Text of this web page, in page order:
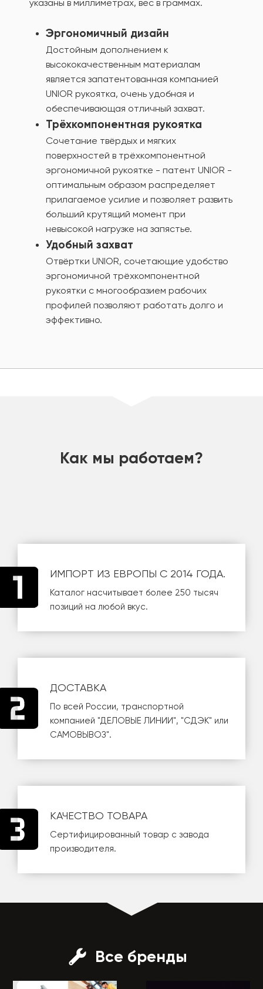
указаны в миллиметрах, вес в граммах.
Эргономичный дизайн
Достойным дополнением к
высококачественным материалам
является запатентованная компанией
UNIOR рукоятка, очень удобная и
обеспечивающая отличный захват.
Трёхкомпонентная рукоятка
Сочетание твёрдых и мягких
поверхностей в трёхкомпонентной
эргономичной рукоятке - патент UNIOR -
оптимальным образом распределяет
прилагаемое усилие и позволяет развить
больший крутящий момент при
невысокой нагрузке на запястье.
Удобный захват
Отвёртки UNIOR, сочетающие удобство
эргономичной трёхкомпонентной
рукоятки с многообразием рабочих
профилей позволяют работать долго и
эффективно.
Как мы работаем?
ИМПОРТ ИЗ ЕВРОПЫ С 2014 ГОДА.
Каталог насчитывает более 250 тысяч
позиций на любой вкус.
ДОСТАВКА
По всей России, транспортной
компанией "ДЕЛОВЫЕ ЛИНИИ", "СДЭК" или
САМОВЫВОЗ".
КАЧЕСТВО ТОВАРА
Сертифицированный товар с завода
производителя.
Все бренды